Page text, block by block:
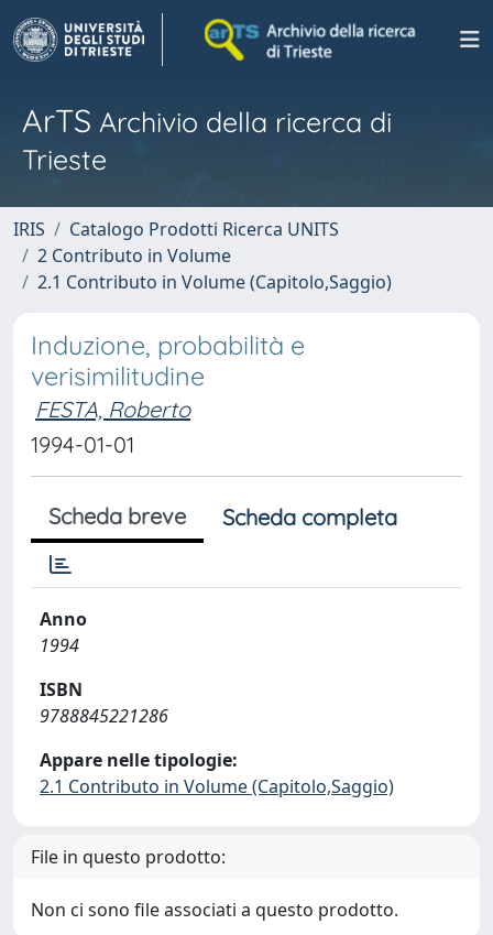
ArTS Archivio della ricerca di
Trieste
IRIS
Catalogo Prodotti Ricerca UNITS
2 Contributo in Volume
2.1 Contributo in Volume (Capitolo,Saggio)
Induzione, probabilità e
verisimilitudine
FESTA, Roberto
1994-01-01
Scheda breve Scheda completa
Anno
1994
ISBN
9788845221286
Appare nelle tipologie:
2.1 Contributo in Volume (Capitolo,Saggio)
File in questo prodotto:
Non ci sono file associati a questo prodotto.